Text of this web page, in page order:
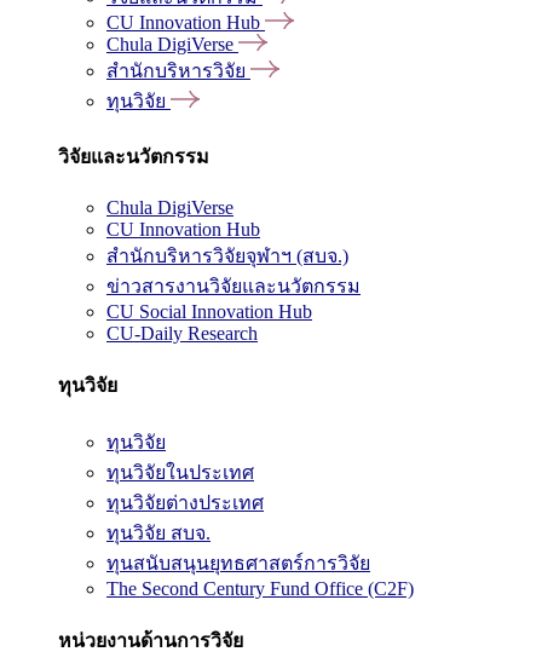
CU Innovation Hub
Chula DigiVerse
สำนักบริหารวิจัย
ทุนวิจัย
วิจัยและนวัตกรรม
Chula DigiVerse
CU Innovation Hub
สำนักบริหารวิจัยจุฬาฯ (สบจ.)
ข่าวสารงานวิจัยและนวัตกรรม
CU Social Innovation Hub
CU-Daily Research
ทุนวิจัย
ทุนวิจัย
ทุนวิจัยในประเทศ
ทุนวิจัยต่างประเทศ
ทุนวิจัย สบจ.
ทุนสนับสนุนยุทธศาสตร์การวิจัย
The Second Century Fund Office (C2F)
หน่วยงานด้านการวิจัย